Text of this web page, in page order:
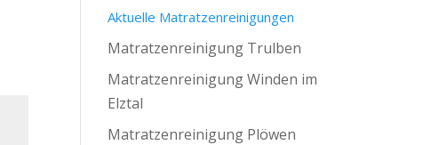
Aktuelle Matratzenreinigungen
Matratzenreinigung Trulben
Matratzenreinigung Winden im
Elztal
Matratzenreinigung Plöwen